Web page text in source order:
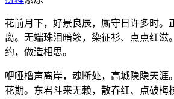
花前月下，好景良辰，厮守日许多时。
离。无端珠泪暗簌，染征衫、点点红滋
约，做造相思。
咿哑橹声离岸，魂断处，高城隐隐天涯
花期。东君斗来无赖，散春红、点破梅